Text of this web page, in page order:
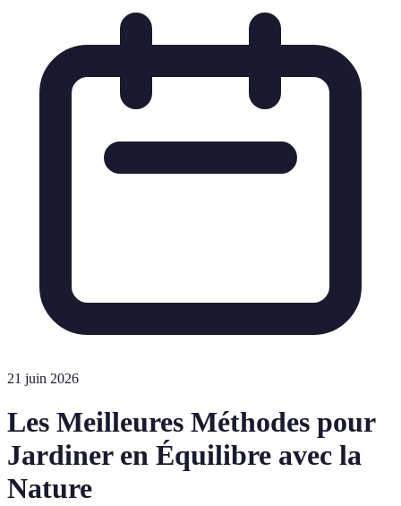
21 juin 2026
Les Meilleures Méthodes pour
Jardiner en Équilibre avec la
Nature